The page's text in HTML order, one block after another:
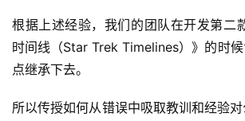
创
游
业
根据上述经验，我们的团队在开发第二
时间线（Star Trek Timelines）》的时
点继承下去。
所以传授如何从错误中吸取教训和经验